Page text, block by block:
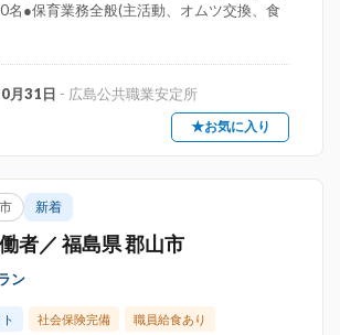
名●保育業務全般(主活動、オムツ交換、食
月31日 - 広島公共職業安定所
★お気に入り
新着
者／ 福島県 郡山市
ン
社会保険完備 職員給食あり